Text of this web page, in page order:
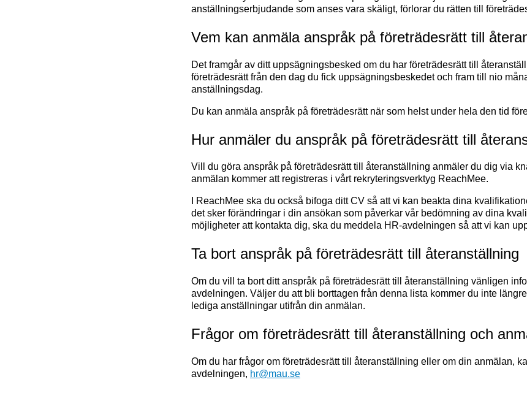
anställningserbjudande som anses vara skäligt, förlorar du rätten till
Vem kan anmäla anspråk på företrädesrätt till
Det framgår av ditt uppsägningsbesked om du har företrädesrätt till
företrädesrätt från den dag du fick uppsägningsbeskedet och fram till nio
anställningsdag.
Du kan anmäla anspråk på företrädesrätt när som helst under hela den tid
Hur anmäler du anspråk på företrädesrätt till
Vill du göra anspråk på företrädesrätt till återanställning anmäler du dig via
anmälan kommer att registreras i vårt rekryteringsverktyg ReachMee.
I ReachMee ska du också bifoga ditt CV så att vi kan beakta dina
det sker förändringar i din ansökan som påverkar vår bedömning av dina
möjligheter att kontakta dig, ska du meddela HR-avdelningen så att vi kan
Ta bort anspråk på företrädesrätt till återanställning
Om du vill ta bort ditt anspråk på företrädesrätt till återanställning vänligen
avdelningen. Väljer du att bli borttagen från denna lista kommer du inte längre
lediga anställningar utifrån din anmälan.
Frågor om företrädesrätt till återanställning och
Om du har frågor om företrädesrätt till återanställning eller om din anmälan,
avdelningen, hr@mau.se